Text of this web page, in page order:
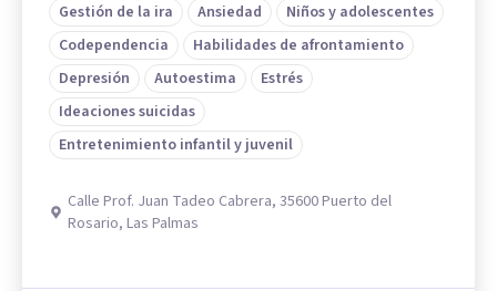
Gestión de la ira Ansiedad
Niños y adolescentes
Codependencia
Habilidades de afrontamiento
Depresión
Autoestima
Estrés
Ideaciones suicidas
Entretenimiento infantil y juvenil
Calle Prof. Juan Tadeo Cabrera, 35600 Puerto del
Rosario, Las Palmas